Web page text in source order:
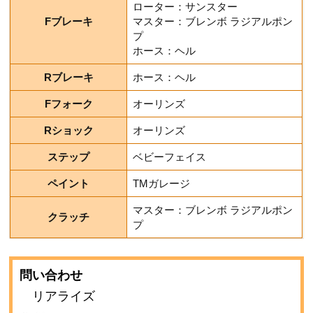
Fブレーキ
ローター：サンスター
マスター：ブレンボ ラジアルポン
プ
ホース：ヘル
Rブレーキ ホース：ヘル
Fフォーク オーリンズ
Rショック オーリンズ
ステップ ベビーフェイス
ペイント TMガレージ
クラッチ
マスター：ブレンボ ラジアルポン
プ
問い合わせ
リアライズ